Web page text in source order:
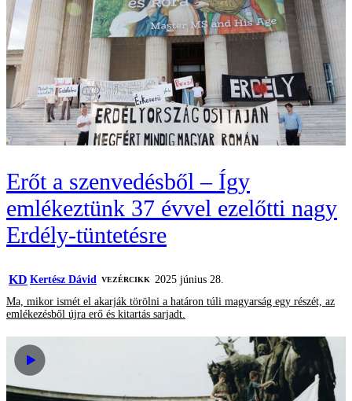
Erőt a szenvedésből – Így
emlékeztünk 37 évvel ezelőtti nagy
Erdély-tüntetésre
KD Kertész Dávid VEZÉRCIKK
2025 június 28.
Ma, mikor ismét el akarják törölni a határon túli magyarság egy részét, az
emlékezésből újra erő és kitartás sarjadt.